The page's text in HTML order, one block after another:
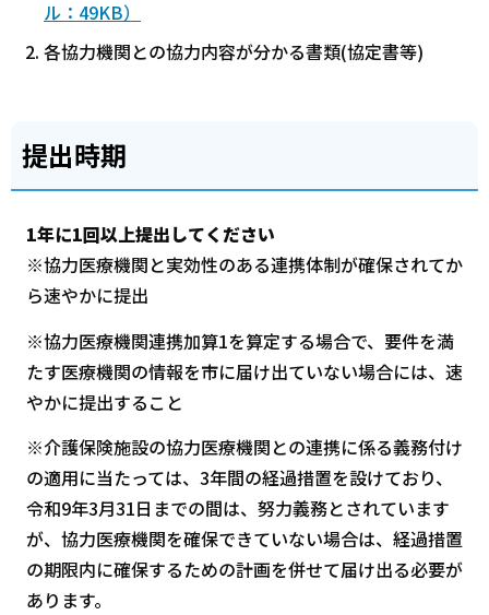
ル：49KB）
各協力機関との協力内容が分かる書類(協定書等)
提出時期
1年に1回以上提出してください
※協力医療機関と実効性のある連携体制が確保されてか
ら速やかに提出
※協力医療機関連携加算1を算定する場合で、要件を満
たす医療機関の情報を市に届け出ていない場合には、速
やかに提出すること
※介護保険施設の協力医療機関との連携に係る義務付け
の適用に当たっては、3年間の経過措置を設けており、
令和9年3月31日までの間は、努力義務とされています
が、協力医療機関を確保できていない場合は、経過措置
の期限内に確保するための計画を併せて届け出る必要が
あります。